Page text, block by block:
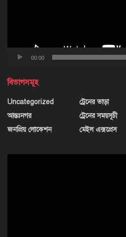
00:00
বিভাগসমূহ
Uncategorized
আন্তঃনগর
জনপ্রিয় লোকেশন
ট্রেনের ভাড়া
ট্রেনের সময়সূচী
মেইল এক্সপ্রেস